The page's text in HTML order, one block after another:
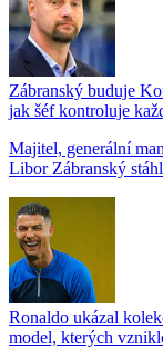
Zábranský buduje
jak šéf kontroluje
Majitel, generální
Libor Zábranský
Ronaldo ukázal
model, kterých